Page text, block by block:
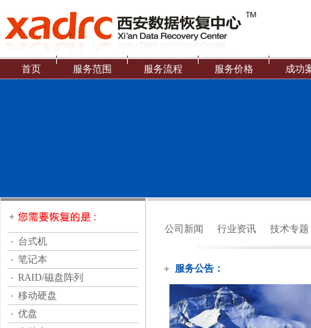
首页 服务范围 服务流程 服务价格 成功
台式机
笔记本
RAID/磁盘阵列
移动硬盘
优盘
公司新闻 行业资讯 技术专题
服务公告：